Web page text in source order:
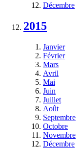
Décembre
2015
Janvier
Février
Mars
Avril
Mai
Juin
Juillet
Août
Septembre
Octobre
Novembre
Décembre